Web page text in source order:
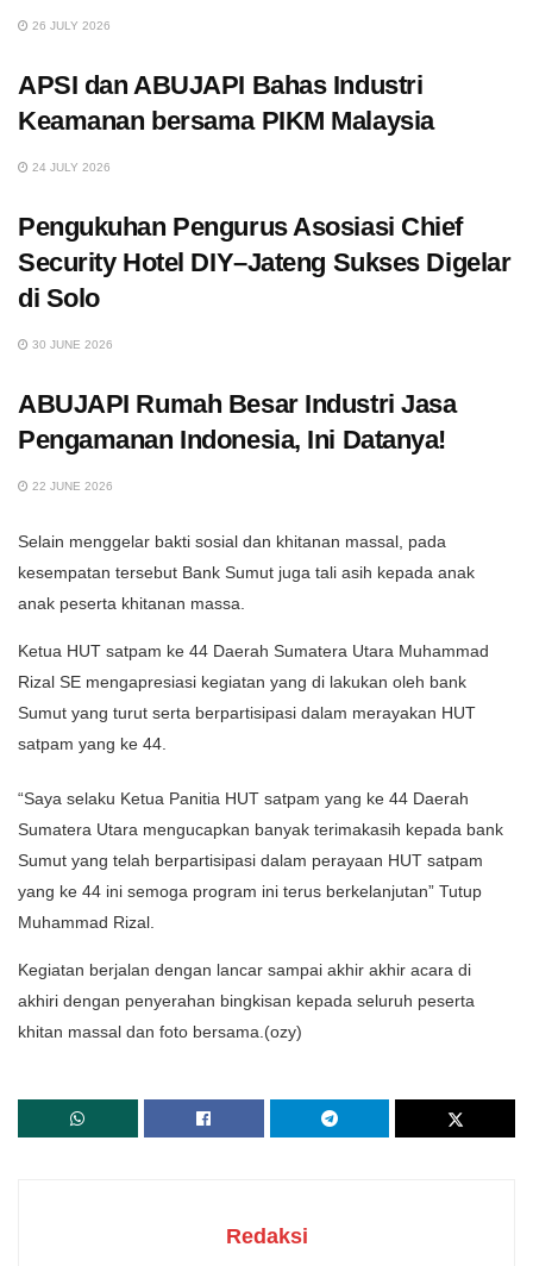
26 JULY 2026
APSI dan ABUJAPI Bahas Industri
Keamanan bersama PIKM Malaysia
24 JULY 2026
Pengukuhan Pengurus Asosiasi Chief
Security Hotel DIY–Jateng Sukses Digelar
di Solo
30 JUNE 2026
ABUJAPI Rumah Besar Industri Jasa
Pengamanan Indonesia, Ini Datanya!
22 JUNE 2026
Selain menggelar bakti sosial dan khitanan massal, pada
kesempatan tersebut Bank Sumut juga tali asih kepada anak
anak peserta khitanan massa.
Ketua HUT satpam ke 44 Daerah Sumatera Utara Muhammad
Rizal SE mengapresiasi kegiatan yang di lakukan oleh bank
Sumut yang turut serta berpartisipasi dalam merayakan HUT
satpam yang ke 44.
“Saya selaku Ketua Panitia HUT satpam yang ke 44 Daerah
Sumatera Utara mengucapkan banyak terimakasih kepada bank
Sumut yang telah berpartisipasi dalam perayaan HUT satpam
yang ke 44 ini semoga program ini terus berkelanjutan” Tutup
Muhammad Rizal.
Kegiatan berjalan dengan lancar sampai akhir akhir acara di
akhiri dengan penyerahan bingkisan kepada seluruh peserta
khitan massal dan foto bersama.(ozy)
Redaksi